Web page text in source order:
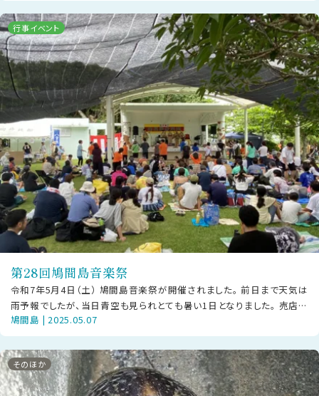
行事イベント
第28回鳩間島音楽祭
令和7年5月4日（土） 鳩間島音楽祭が開催されました。 前日まで天気は
雨予報でしたが、当日青空も見られとても暑い1日となりました。 売店や
鳩間島のグッズも多く販
鳩間島 | 2025.05.07
そのほか